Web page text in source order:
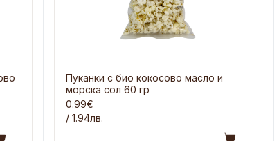
Пуканки с био кокосово масло и
морска сол 60 гр
0.99€
/ 1.94лв.